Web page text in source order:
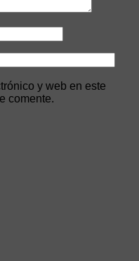
y web en este
comente.